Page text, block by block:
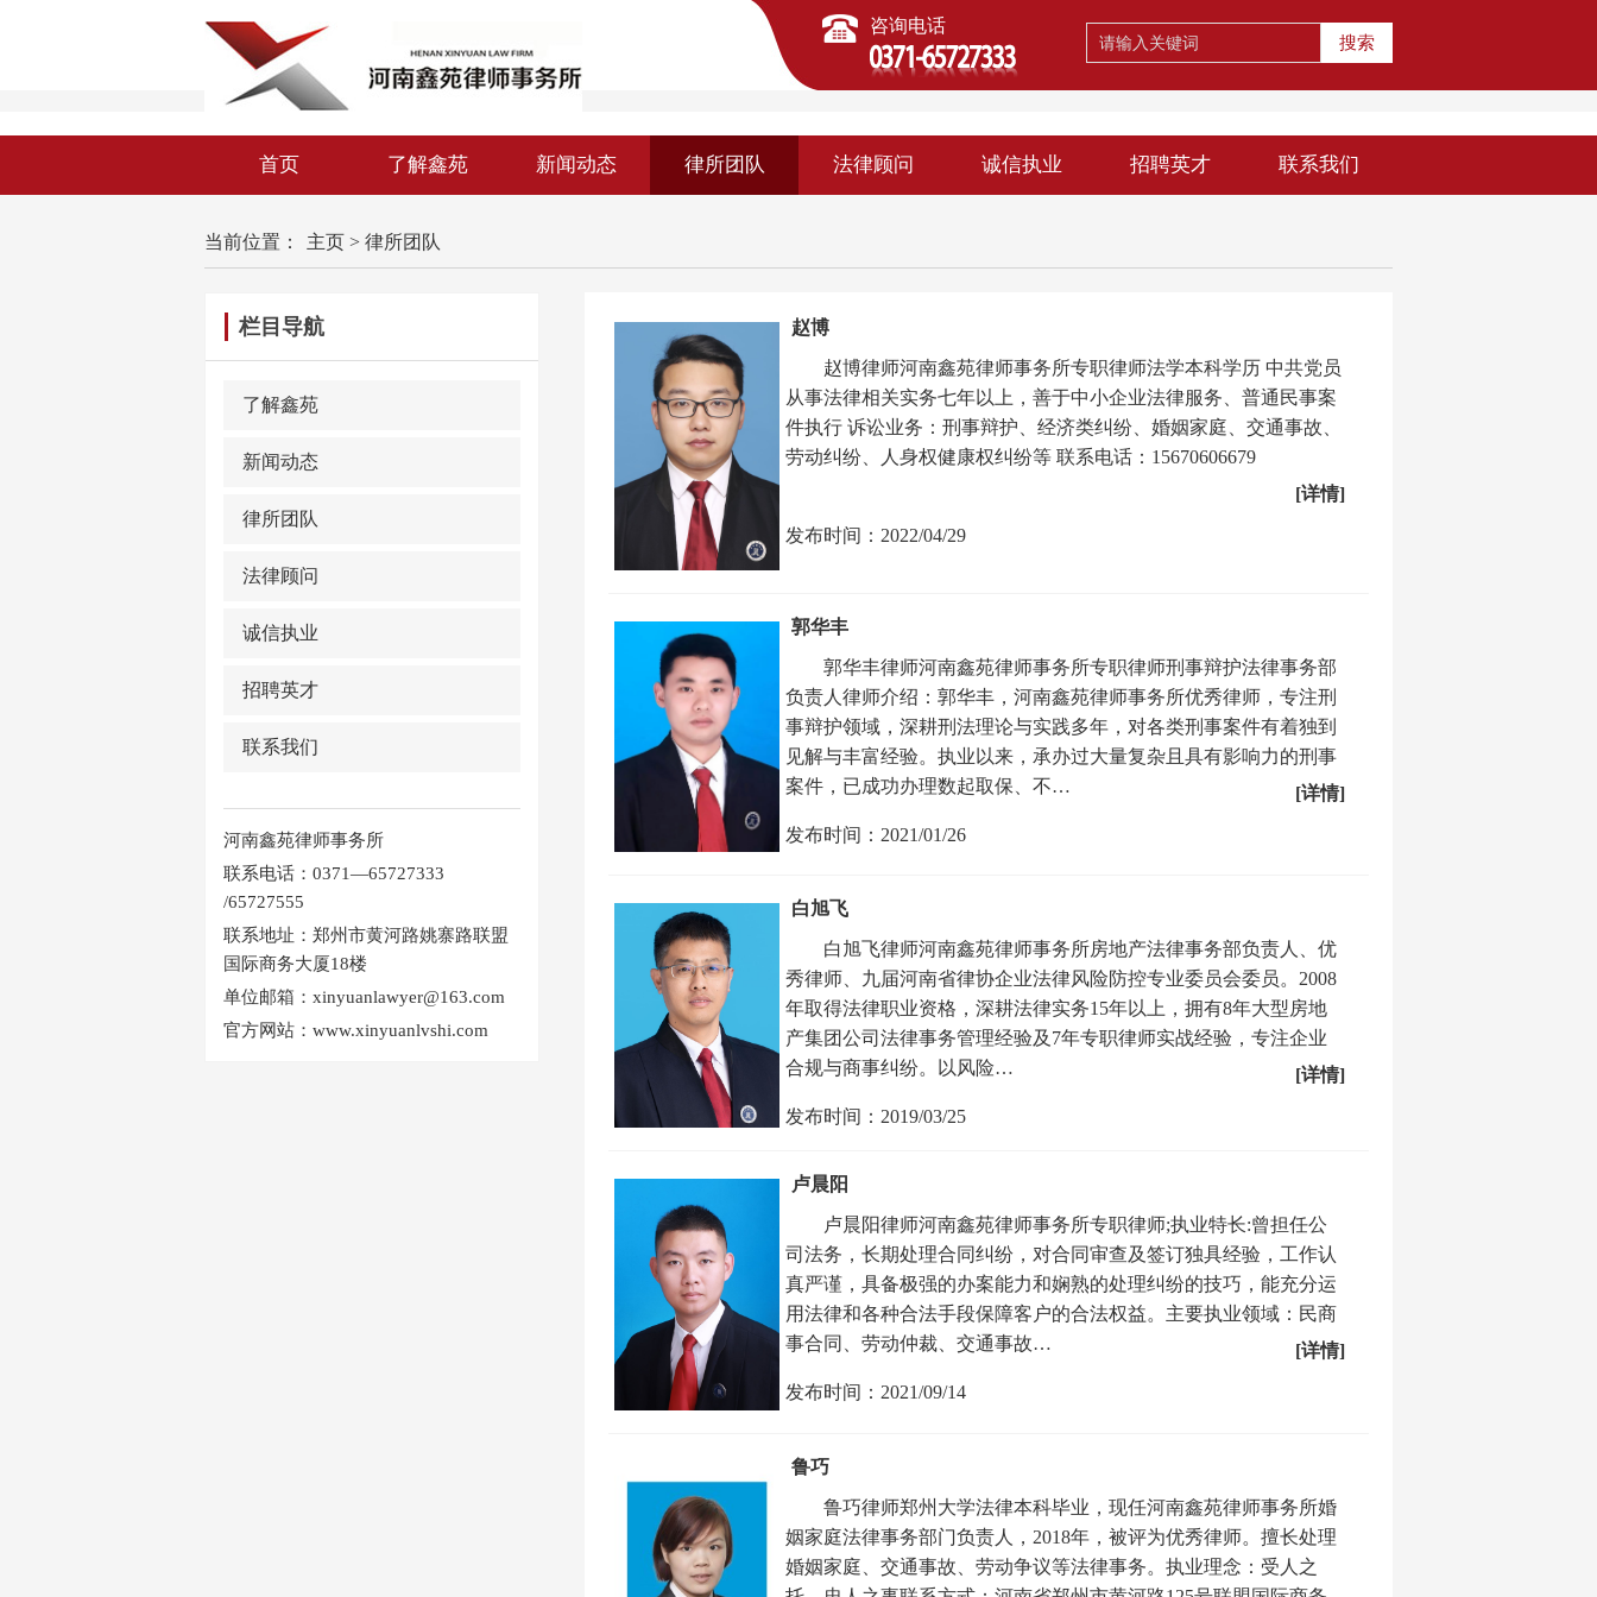
咨询电话
搜索
首页 了解鑫苑 新闻动态 律所团队 法律顾问 诚信执业 招聘英才 联系我们
当前位置： 主页 > 律所团队
栏目导航
了解鑫苑
新闻动态
律所团队
法律顾问
诚信执业
招聘英才
联系我们
河南鑫苑律师事务所
联系电话：0371—65727333
/65727555
联系地址：郑州市黄河路姚寨路联盟
国际商务大厦18楼
单位邮箱：xinyuanlawyer@163.com
官方网站：www.xinyuanlvshi.com
赵博
赵博律师河南鑫苑律师事务所专职律师法学本科学历 中共党员
从事法律相关实务七年以上，善于中小企业法律服务、普通民事案
件执行 诉讼业务：刑事辩护、经济类纠纷、婚姻家庭、交通事故、
劳动纠纷、人身权健康权纠纷等 联系电话：15670606679
[详情]
发布时间：2022/04/29
郭华丰
郭华丰律师河南鑫苑律师事务所专职律师刑事辩护法律事务部
负责人律师介绍：郭华丰，河南鑫苑律师事务所优秀律师，专注刑
事辩护领域，深耕刑法理论与实践多年，对各类刑事案件有着独到
见解与丰富经验。执业以来，承办过大量复杂且具有影响力的刑事
案件，已成功办理数起取保、不…
[详情]
发布时间：2021/01/26
白旭飞
白旭飞律师河南鑫苑律师事务所房地产法律事务部负责人、优
秀律师、九届河南省律协企业法律风险防控专业委员会委员。2008
年取得法律职业资格，深耕法律实务15年以上，拥有8年大型房地
产集团公司法律事务管理经验及7年专职律师实战经验，专注企业
合规与商事纠纷。以风险…
[详情]
发布时间：2019/03/25
卢晨阳
卢晨阳律师河南鑫苑律师事务所专职律师;执业特长:曾担任公
司法务，长期处理合同纠纷，对合同审查及签订独具经验，工作认
真严谨，具备极强的办案能力和娴熟的处理纠纷的技巧，能充分运
用法律和各种合法手段保障客户的合法权益。主要执业领域：民商
事合同、劳动仲裁、交通事故…
[详情]
发布时间：2021/09/14
鲁巧
鲁巧律师郑州大学法律本科毕业，现任河南鑫苑律师事务所婚
姻家庭法律事务部门负责人，2018年，被评为优秀律师。擅长处理
婚姻家庭、交通事故、劳动争议等法律事务。执业理念：受人之